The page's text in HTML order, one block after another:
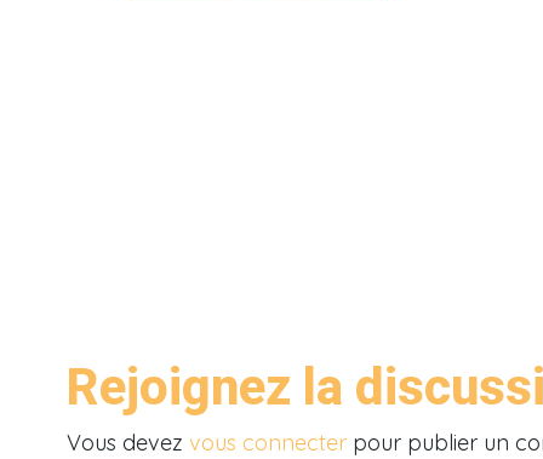
Rejoignez la
Vous devez vous connecter pour publier un